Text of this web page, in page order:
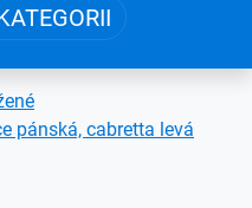
pánská, cabretta levá